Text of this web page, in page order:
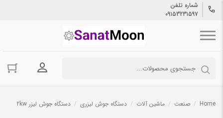
شماره تلفن
09153231597
ورود به
Home
/ صنعت / ماشین آلات / دستگاه جوش لیزری / دستگاه جوش لیزر 2kw